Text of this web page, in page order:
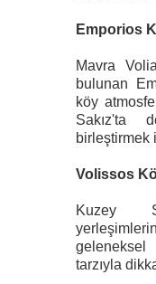
Emporios
Mavra
bulunan
köy
Sakız'ta
birleştirmek
Volissos
Kuzey
tarzıyla